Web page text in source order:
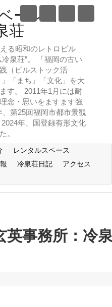
る昭和のレトロビル
泉荘”。 「福岡の古い
（ビルストック活
「まち」「文化」を大
す。 2011年1月には耐
念・思いをますます強
第25回福岡市都市景観
年、国登録有形文化
。
レンタルスペース
冷泉荘日記
アクセス
英事務所：冷